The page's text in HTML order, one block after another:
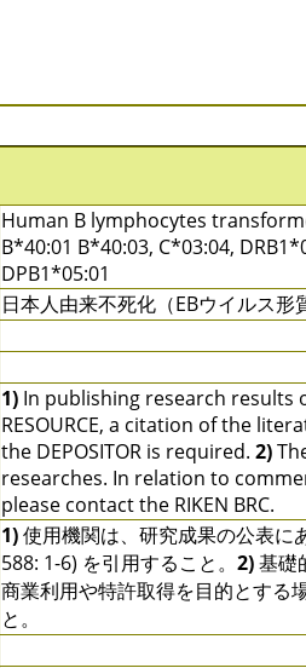
Human B lymphocytes
B*40:01 B*40:03, C*03:04,
DPB1*05:01
日本人由来不死化（EBウイルス形
1) In publishing research results
RESOURCE, a citation of the
the DEPOSITOR is required. 2)
researches. In relation to
please contact the RIKEN BRC.
1)使用機関は、研究成果の公表に
588: 1-6) を引用すること。 2)基礎
商業利用や特許取得を目的とする
と。